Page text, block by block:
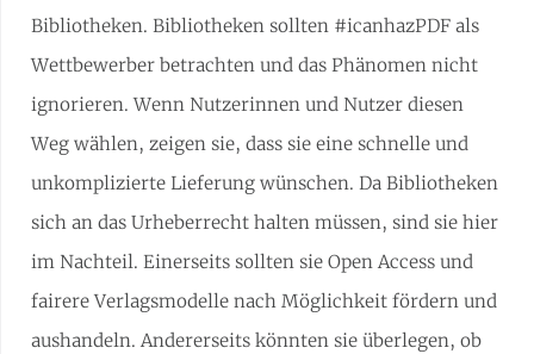
Bibliotheken. Bibliotheken sollten #icanhazPDF als
Wettbewerber betrachten und das Phänomen nicht
ignorieren. Wenn Nutzerinnen und Nutzer diesen
Weg wählen, zeigen sie, dass sie eine schnelle und
unkomplizierte Lieferung wünschen. Da Bibliotheken
sich an das Urheberrecht halten müssen, sind sie hier
im Nachteil. Einerseits sollten sie Open Access und
fairere Verlagsmodelle nach Möglichkeit fördern und
aushandeln. Andererseits könnten sie überlegen, ob